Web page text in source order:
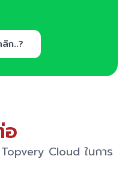
ก..?
Cloud ในการ